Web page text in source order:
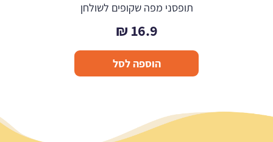
תופסני מפה שקופים לשולחן
16.9
₪
הוספה לסל